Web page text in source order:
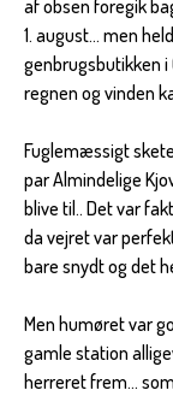
af obsen foregik
1. august... men
genbrugsbutikken i
regnen og vinden
Fuglemæssigt
par Almindelige
blive til.. Det var
da vejret var
bare snydt og det
Men humøret var
gamle station
herreret frem...